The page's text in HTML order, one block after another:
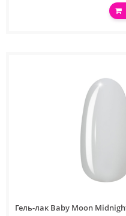
Гель-лак Baby Moon